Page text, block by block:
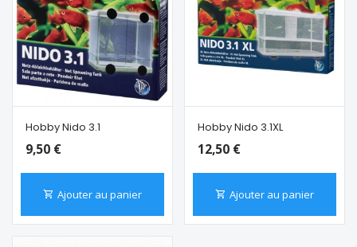
Hobby Nido 3.1
9,50 €
Ajouter au panier
Hobby Nido 3.1XL
12,50 €
Ajouter au panier